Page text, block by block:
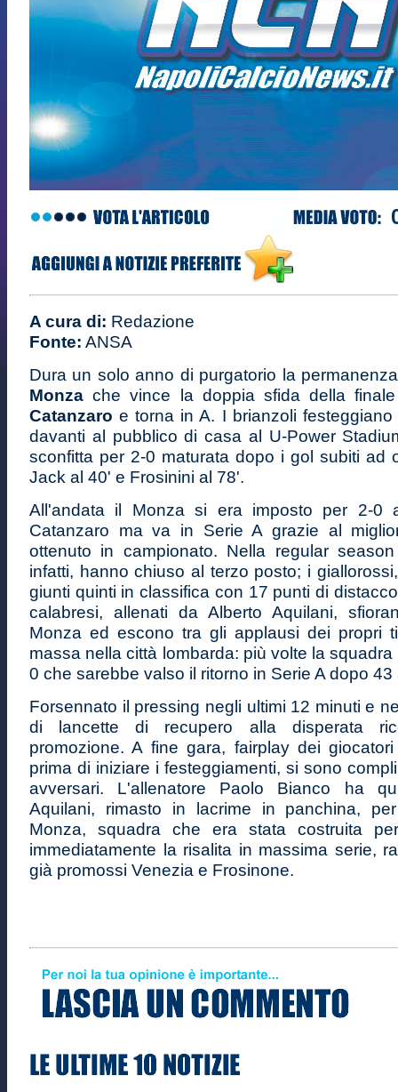
A cura di: Redazione
Fonte: ANSA
Dura un solo anno di purgatorio la
Monzache vince la doppia sfida della
Catanzaroe torna in A. I brianzoli
davanti al pubblico di casa al U-Power
sconfitta per 2-0 maturata dopo i gol subiti ad
Jack al 40' e Frosinini al 78'.
All'andata il Monza si era imposto per 2-0
Catanzaro ma va in Serie A grazie al
ottenuto in campionato. Nella regular
infatti, hanno chiuso al terzo posto; i
giunti quinti in classifica con 17 punti di
calabresi, allenati da Alberto Aquilani,
Monza ed escono tra gli applausi dei propri
massa nella città lombarda: più volte la squadra
0 che sarebbe valso il ritorno in Serie A dopo 43
Forsennato il pressing negli ultimi 12 minuti e
di lancette di recupero alla disperata
promozione. A fine gara, fairplay dei
prima di iniziare i festeggiamenti, si sono
avversari. L'allenatore Paolo Bianco ha
Aquilani, rimasto in lacrime in panchina,
Monza, squadra che era stata costruita
immediatamente la risalita in massima serie,
già promossi Venezia e Frosinone.